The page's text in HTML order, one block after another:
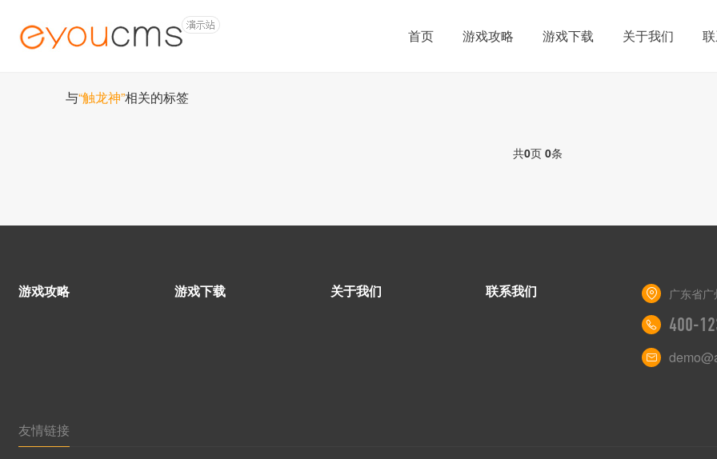
首页 游戏攻略 游戏下载 关于我们
与“触龙神”相关的标签
共0页 0条
游戏攻略 游戏下载 关于我们 联系我们 广东省
400-
友情链接